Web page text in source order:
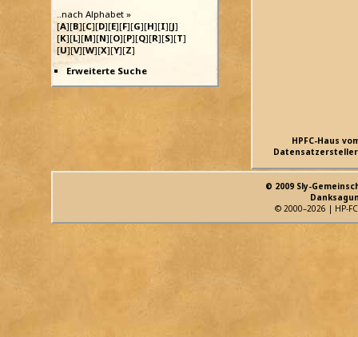
..nach Alphabet »
[A][B][C][D][E][F][G][H][I][J]
[K][L][M][N][O][P][Q][R][S][T]
[U][V][W][X][Y][Z]
Erweiterte Suche
HPFC-Haus
© 2009 Sly-
© 2000–2026 | HP-